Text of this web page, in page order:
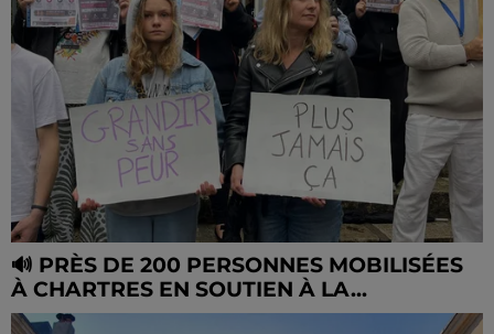
🔊 PRÈS DE 200 PERSONNES MOBILISÉES
À CHARTRES EN SOUTIEN À LA...